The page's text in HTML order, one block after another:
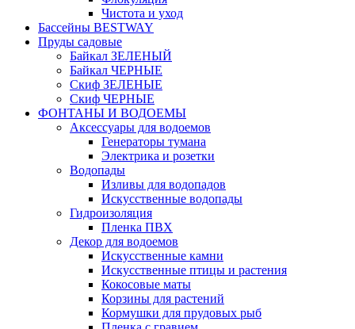
Чистота и уход
Бассейны BESTWAY
Пруды садовые
Байкал ЗЕЛЕНЫЙ
Байкал ЧЕРНЫЕ
Скиф ЗЕЛЕНЫЕ
Скиф ЧЕРНЫЕ
ФОНТАНЫ И ВОДОЕМЫ
Аксессуары для водоемов
Генераторы тумана
Электрика и розетки
Водопады
Изливы для водопадов
Искусственные водопады
Гидроизоляция
Пленка ПВХ
Декор для водоемов
Искусственные камни
Искусственные птицы и растения
Кокосовые маты
Корзины для растений
Кормушки для прудовых рыб